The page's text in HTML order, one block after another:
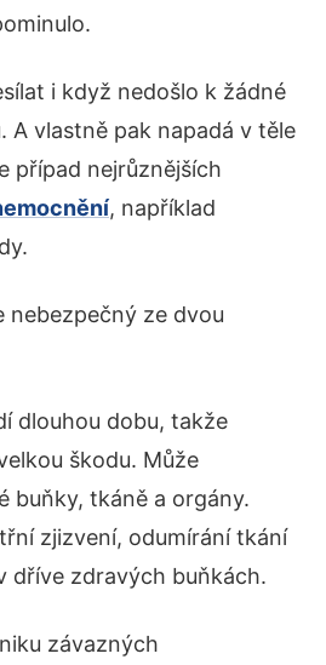
i když nedošlo k žádné
A vlastně pak napadá v těle
případ nejrůznějších
, například
nebezpečný ze dvou
dlouhou dobu, takže
škodu. Může
buňky, tkáně a orgány.
zjizvení, odumírání tkání
dříve zdravých buňkách.
závazných